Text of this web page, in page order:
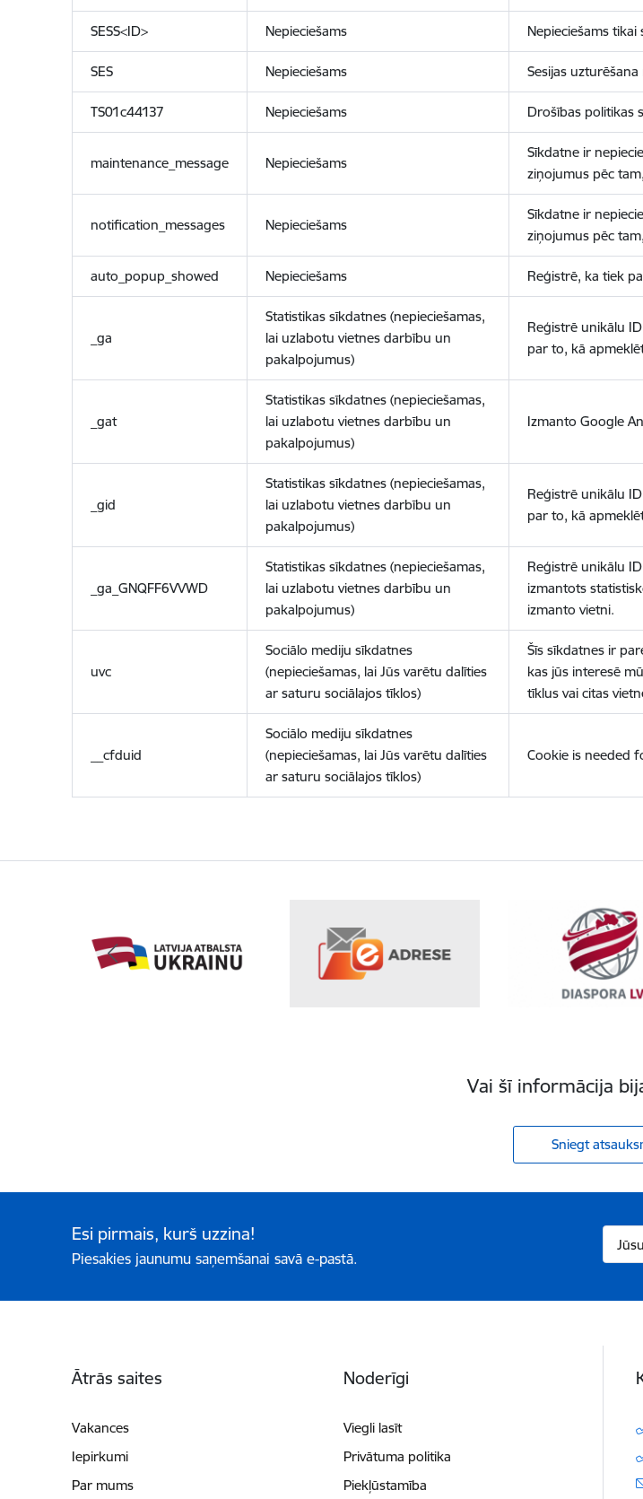
SESS<ID> Nepieciešams Nepieciešams
SES Nepieciešams Sesijas
TS01c44137 Nepieciešams Drošības politikas
maintenance_message Nepieciešams
Sīkdatne ir
ziņojumus pēc
notification_messages Nepieciešams
Sīkdatne ir
ziņojumus pēc
auto_popup_showed Nepieciešams Reģistrē, ka tiek
_ga
Statistikas sīkdatnes (nepieciešamas,
lai uzlabotu vietnes darbību un
pakalpojumus)
Reģistrē unikālu
par to, kā
_gat
Statistikas sīkdatnes (nepieciešamas,
lai uzlabotu vietnes darbību un
pakalpojumus)
Izmanto Google
_gid
Statistikas sīkdatnes (nepieciešamas,
lai uzlabotu vietnes darbību un
pakalpojumus)
Reģistrē unikālu
par to, kā
_ga_GNQFF6VVWD
Statistikas sīkdatnes (nepieciešamas,
lai uzlabotu vietnes darbību un
pakalpojumus)
Reģistrē unikālu
izmantots
izmanto vietni.
uvc
Sociālo mediju sīkdatnes
(nepieciešamas, lai Jūs varētu dalīties
ar saturu sociālajos tīklos)
Šīs sīkdatnes ir
kas jūs interesē
tīklus vai citas
__cfduid
Sociālo mediju sīkdatnes
(nepieciešamas, lai Jūs varētu dalīties
ar saturu sociālajos tīklos)
Cookie is needed
Vai šī informācija
Sniegt
Esi pirmais, kurš uzzina!
Piesakies jaunumu saņemšanai savā e-pastā.
Ātrās saites
Vakances
Iepirkumi
Par mums
Noderīgi
Viegli lasīt
Privātuma politika
Piekļūstamība